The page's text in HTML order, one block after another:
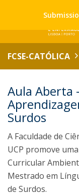
FCSE-CATÓLICA
Aula Aberta
Surdos
A Faculdade de
UCP promove
Curricular
Mestrado em
de Surdos.